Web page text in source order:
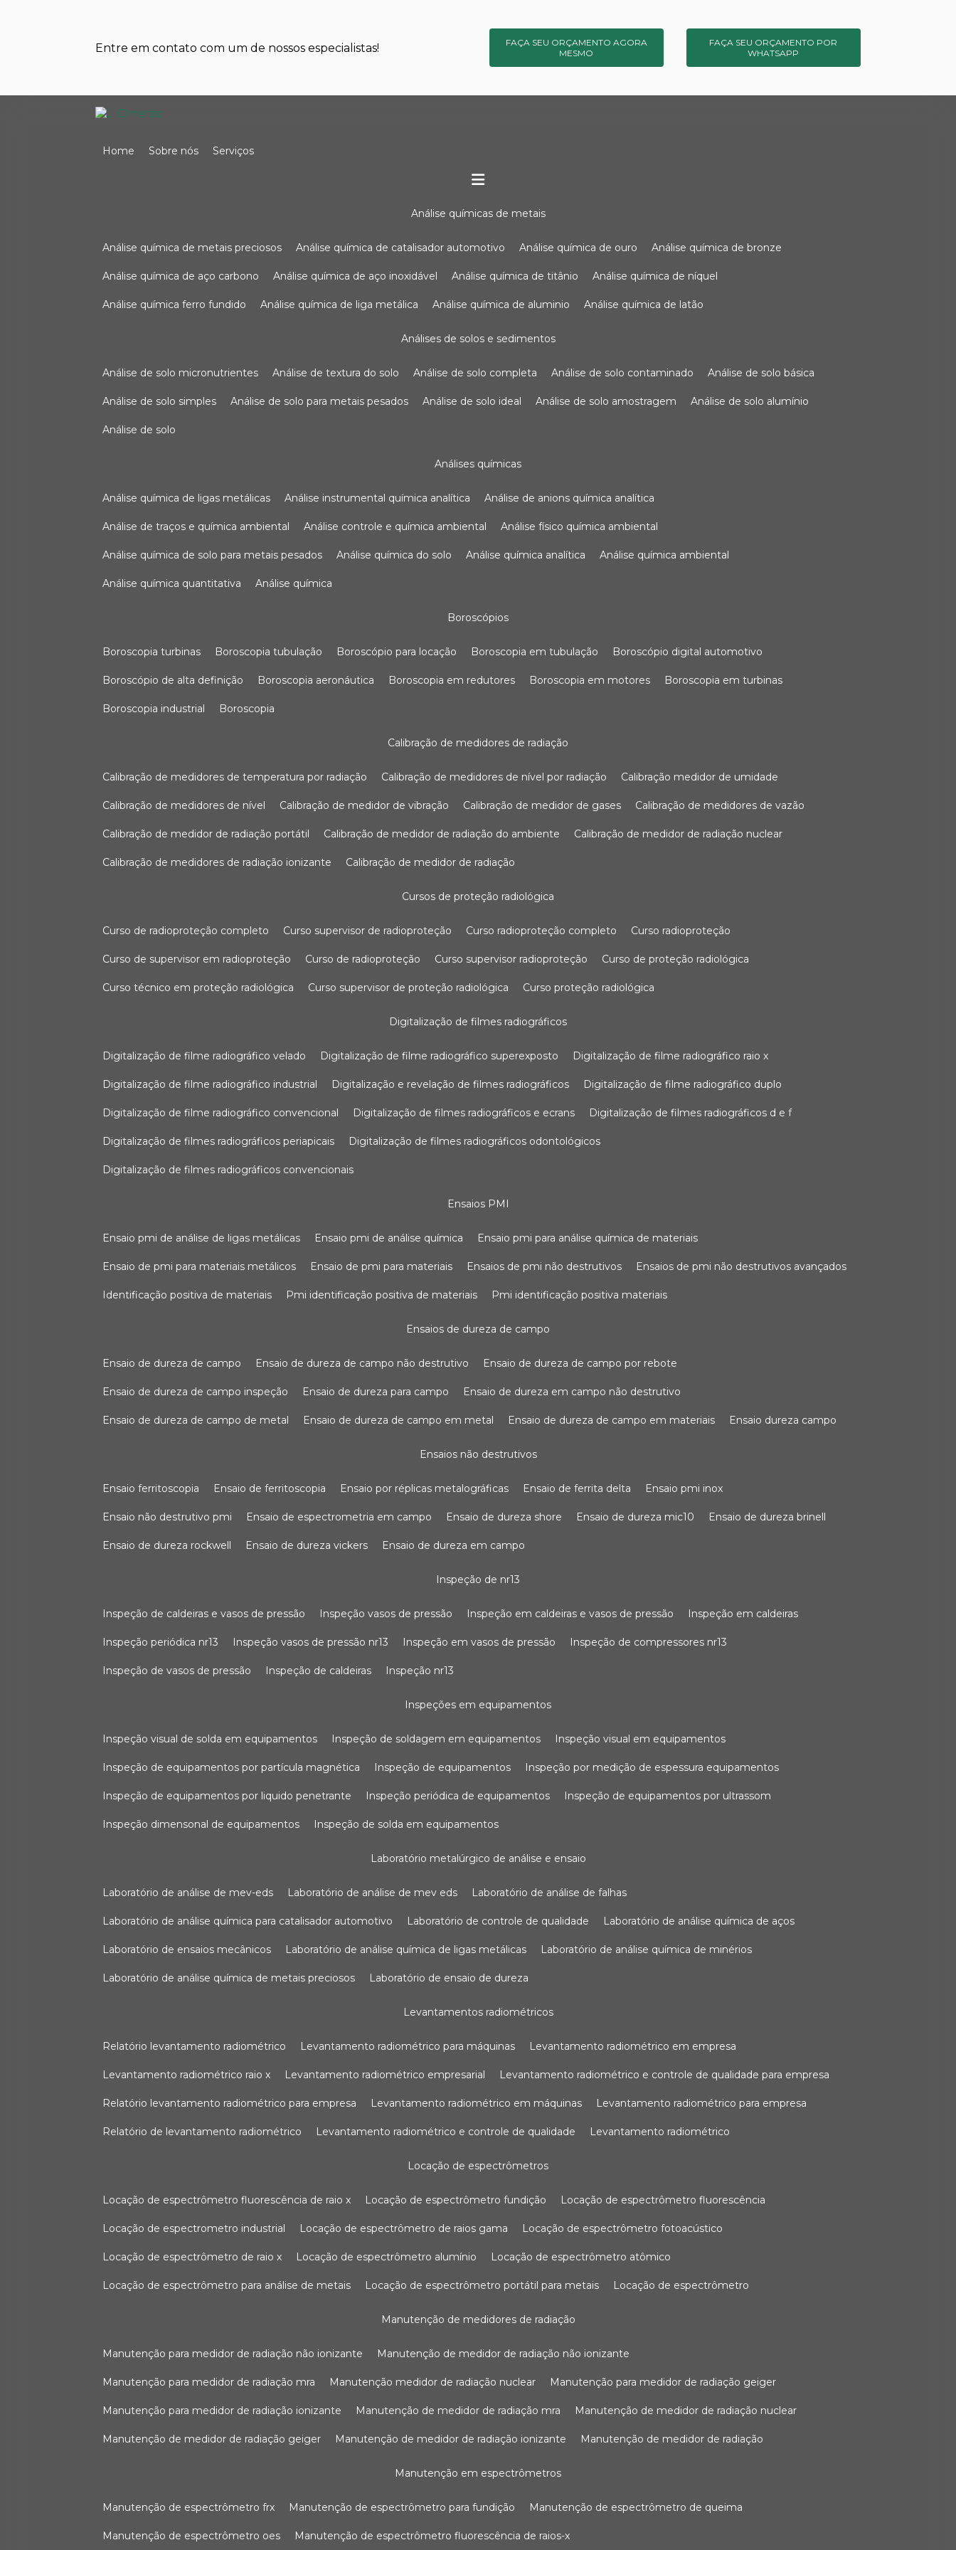
Entre em contato com um de nossos especialistas!
FAÇA SEU ORÇAMENTO AGORA
MESMO
FAÇA SEU ORÇAMENTO POR
WHATSAPP
Home Sobre nós Serviços
análise químicas de metais
análise química de metais preciosos análise química de catalisador automotivo análise química de ouro análise química de bronze
análise química de aço carbono análise química de aço inoxidável análise química de titânio análise química de níquel
análise química ferro fundido análise química de liga metálica análise química de aluminio análise química de latão
análises de solos e sedimentos
análise de solo micronutrientes análise de textura do solo análise de solo completa análise de solo contaminado análise de solo básica
análise de solo simples análise de solo para metais pesados análise de solo ideal análise de solo amostragem análise de solo alumínio
análise de solo
análises químicas
análise química de ligas metálicas análise instrumental química analítica análise de anions química analítica
análise de traços e química ambiental análise controle e química ambiental análise físico química ambiental
análise química de solo para metais pesados análise química do solo análise química analítica análise química ambiental
análise química quantitativa análise química
boroscópios
boroscopia turbinas boroscopia tubulação boroscópio para locação boroscopia em tubulação boroscópio digital automotivo
boroscópio de alta definição boroscopia aeronáutica boroscopia em redutores boroscopia em motores boroscopia em turbinas
boroscopia industrial boroscopia
calibração de medidores de radiação
calibração de medidores de temperatura por radiação calibração de medidores de nível por radiação calibração medidor de umidade
calibração de medidores de nível calibração de medidor de vibração calibração de medidor de gases calibração de medidores de vazão
calibração de medidor de radiação portátil calibração de medidor de radiação do ambiente calibração de medidor de radiação nuclear
calibração de medidores de radiação ionizante calibração de medidor de radiação
cursos de proteção radiológica
curso de radioproteção completo curso supervisor de radioproteção curso radioproteção completo curso radioproteção
curso de supervisor em radioproteção curso de radioproteção curso supervisor radioproteção curso de proteção radiológica
curso técnico em proteção radiológica curso supervisor de proteção radiológica curso proteção radiológica
digitalização de filmes radiográficos
digitalização de filme radiográfico velado digitalização de filme radiográfico superexposto digitalização de filme radiográfico raio x
digitalização de filme radiográfico industrial digitalização e revelação de filmes radiográficos digitalização de filme radiográfico duplo
digitalização de filme radiográfico convencional digitalização de filmes radiográficos e ecrans digitalização de filmes radiográficos d e f
digitalização de filmes radiográficos periapicais digitalização de filmes radiográficos odontológicos
digitalização de filmes radiográficos convencionais
ensaios PMI
ensaio pmi de análise de ligas metálicas ensaio pmi de análise química ensaio pmi para análise química de materiais
ensaio de pmi para materiais metálicos ensaio de pmi para materiais ensaios de pmi não destrutivos ensaios de pmi não destrutivos avançados
identificação positiva de materiais pmi identificação positiva de materiais pmi identificação positiva materiais
ensaios de dureza de campo
ensaio de dureza de campo ensaio de dureza de campo não destrutivo ensaio de dureza de campo por rebote
ensaio de dureza de campo inspeção ensaio de dureza para campo ensaio de dureza em campo não destrutivo
ensaio de dureza de campo de metal ensaio de dureza de campo em metal ensaio de dureza de campo em materiais ensaio dureza campo
ensaios não destrutivos
ensaio ferritoscopia ensaio de ferritoscopia ensaio por réplicas metalográficas ensaio de ferrita delta ensaio pmi inox
ensaio não destrutivo pmi ensaio de espectrometria em campo ensaio de dureza shore ensaio de dureza mic10 ensaio de dureza brinell
ensaio de dureza rockwell ensaio de dureza vickers ensaio de dureza em campo
inspeção de nr13
inspeção de caldeiras e vasos de pressão inspeção vasos de pressão inspeção em caldeiras e vasos de pressão inspeção em caldeiras
inspeção periódica nr13 inspeção vasos de pressão nr13 inspeção em vasos de pressão inspeção de compressores nr13
inspeção de vasos de pressão inspeção de caldeiras inspeção nr13
inspeções em equipamentos
inspeção visual de solda em equipamentos inspeção de soldagem em equipamentos inspeção visual em equipamentos
inspeção de equipamentos por partícula magnética inspeção de equipamentos inspeção por medição de espessura equipamentos
inspeção de equipamentos por liquido penetrante inspeção periódica de equipamentos inspeção de equipamentos por ultrassom
inspeção dimensonal de equipamentos inspeção de solda em equipamentos
laboratório metalúrgico de análise e ensaio
laboratório de análise de mev-eds laboratório de análise de mev eds laboratório de análise de falhas
laboratório de análise química para catalisador automotivo laboratório de controle de qualidade laboratório de análise química de aços
laboratório de ensaios mecânicos laboratório de análise química de ligas metálicas laboratório de análise química de minérios
laboratório de análise química de metais preciosos laboratório de ensaio de dureza
levantamentos radiométricos
relatório levantamento radiométrico levantamento radiométrico para máquinas levantamento radiométrico em empresa
levantamento radiométrico raio x levantamento radiométrico empresarial levantamento radiométrico e controle de qualidade para empresa
relatório levantamento radiométrico para empresa levantamento radiométrico em máquinas levantamento radiométrico para empresa
relatório de levantamento radiométrico levantamento radiométrico e controle de qualidade levantamento radiométrico
locação de espectrômetros
locação de espectrômetro fluorescência de raio x locação de espectrômetro fundição locação de espectrômetro fluorescência
locação de espectrometro industrial locação de espectrômetro de raios gama locação de espectrômetro fotoacústico
locação de espectrômetro de raio x locação de espectrômetro alumínio locação de espectrômetro atômico
locação de espectrômetro para análise de metais locação de espectrômetro portátil para metais locação de espectrômetro
manutenção de medidores de radiação
manutenção para medidor de radiação não ionizante manutenção de medidor de radiação não ionizante
manutenção para medidor de radiação mra manutenção medidor de radiação nuclear manutenção para medidor de radiação geiger
manutenção para medidor de radiação ionizante manutenção de medidor de radiação mra manutenção de medidor de radiação nuclear
manutenção de medidor de radiação geiger manutenção de medidor de radiação ionizante manutenção de medidor de radiação
manutenção em espectrômetros
manutenção de espectrômetro frx manutenção de espectrômetro para fundição manutenção de espectrômetro de queima
manutenção de espectrômetro oes manutenção de espectrômetro fluorescência de raios-x